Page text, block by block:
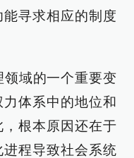
寻求相应的制度
域的一个重要变
体系中的地位和
根本原因还在于
程导致社会系统